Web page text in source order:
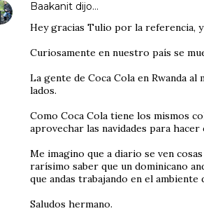
Baakanit dijo…
Hey gracias Tulio por la referencia,
Curiosamente en nuestro país se
La gente de Coca Cola en Rwanda
lados.
Como Coca Cola tiene los mismos
aprovechar las navidades para
Me imagino que a diario se ven
rarísimo saber que un dominicano
que andas trabajando en el ambiente
Saludos hermano.